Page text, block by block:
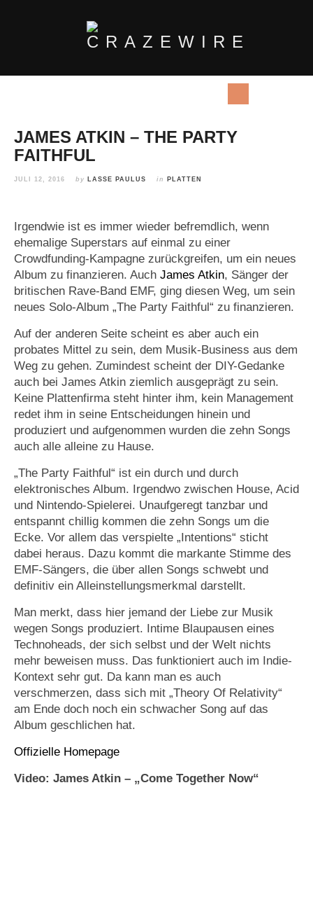
JAMES ATKIN – THE PARTY
FAITHFUL
JULI 12, 2016 by LASSE PAULUS in PLATTEN
Irgendwie ist es immer wieder befremdlich, wenn
ehemalige Superstars auf einmal zu einer
Crowdfunding-Kampagne zurückgreifen, um ein neues
Album zu finanzieren. Auch James Atkin, Sänger der
britischen Rave-Band EMF, ging diesen Weg, um sein
neues Solo-Album „The Party Faithful“ zu finanzieren.
Auf der anderen Seite scheint es aber auch ein
probates Mittel zu sein, dem Musik-Business aus dem
Weg zu gehen. Zumindest scheint der DIY-Gedanke
auch bei James Atkin ziemlich ausgeprägt zu sein.
Keine Plattenfirma steht hinter ihm, kein Management
redet ihm in seine Entscheidungen hinein und
produziert und aufgenommen wurden die zehn Songs
auch alle alleine zu Hause.
„The Party Faithful“ ist ein durch und durch
elektronisches Album. Irgendwo zwischen House, Acid
und Nintendo-Spielerei. Unaufgeregt tanzbar und
entspannt chillig kommen die zehn Songs um die
Ecke. Vor allem das verspielte „Intentions“ sticht
dabei heraus. Dazu kommt die markante Stimme des
EMF-Sängers, die über allen Songs schwebt und
definitiv ein Alleinstellungsmerkmal darstellt.
Man merkt, dass hier jemand der Liebe zur Musik
wegen Songs produziert. Intime Blaupausen eines
Technoheads, der sich selbst und der Welt nichts
mehr beweisen muss. Das funktioniert auch im Indie-
Kontext sehr gut. Da kann man es auch
verschmerzen, dass sich mit „Theory Of Relativity“
am Ende doch noch ein schwacher Song auf das
Album geschlichen hat.
Offizielle Homepage
Video: James Atkin – „Come Together Now“